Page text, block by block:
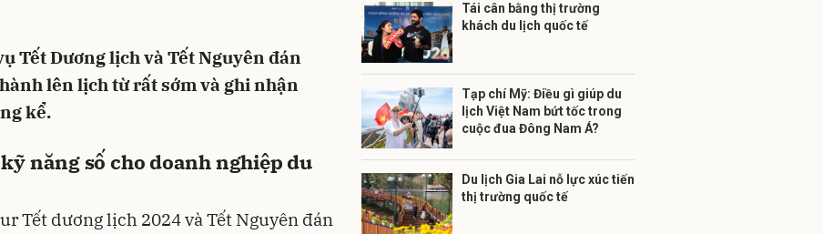
Tết Dương lịch và Tết Nguyên đán
lên lịch từ rất sớm và ghi nhận
kể.
năng số cho doanh nghiệp du
Tết dương lịch 2024 và Tết Nguyên đán
Tái cân bằng thị trường
khách du lịch quốc tế
Tạp chí Mỹ: Điều gì giúp du
lịch Việt Nam bứt tốc trong
cuộc đua Đông Nam Á?
Du lịch Gia Lai nỗ lực xúc tiến
thị trường quốc tế
Gửi